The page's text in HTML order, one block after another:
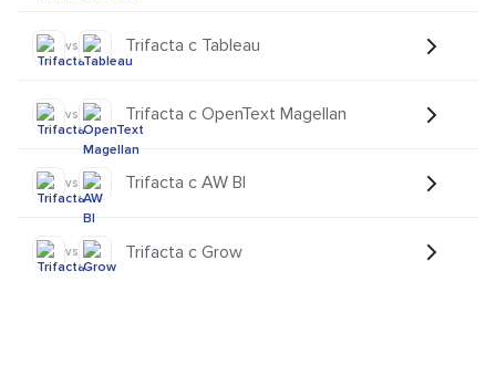
vs Trifacta с Tableau
vs Trifacta с OpenText Magellan
vs Trifacta с AW BI
vs Trifacta с Grow